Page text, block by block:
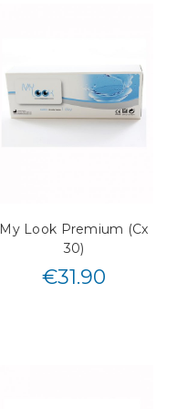
My Look Premium (Cx
30)
€31.90